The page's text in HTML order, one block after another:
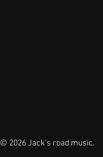
© 2026 Jack's road music.